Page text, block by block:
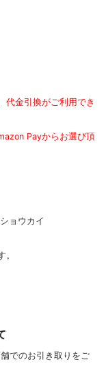
代金引換がご利用でき
Payからお選び頂
ョウカイ
でのお引き取りをご